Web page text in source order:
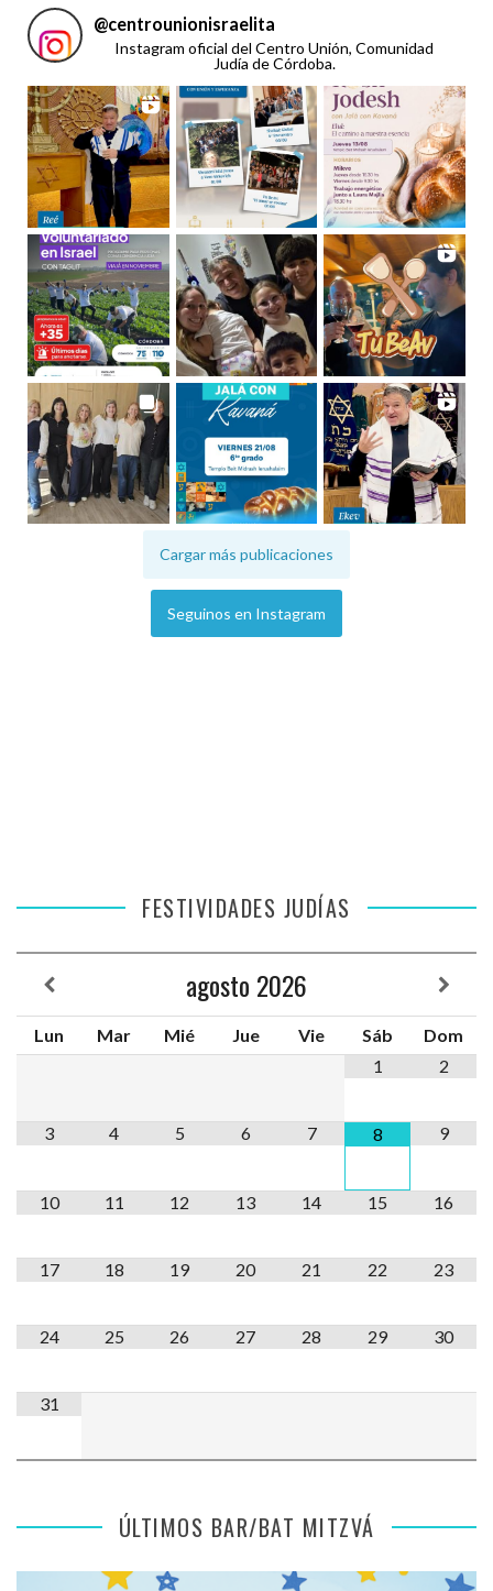
@centrounionisraelita
Instagram oficial del Centro Unión, Comunidad
Judía de Córdoba.
Cargar más publicaciones
Seguinos en Instagram
FESTIVIDADES JUDÍAS
agosto 2026
Lun Mar Mié Jue Vie Sáb
Dom
1
2
3 4 5 6 7 8 9
10 11 12 13 14 15 16
17 18 19 20 21 22 23
24 25 26 27 28 29 30
31
ÚLTIMOS BAR/BAT MITZVÁ